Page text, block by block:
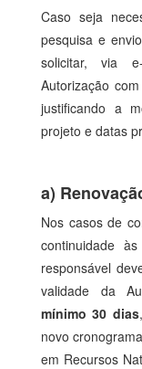
Caso seja
pesquisa e
solicitar, via
Autorização com
justificando a
projeto e datas
a)
Nos casos de
continuidade
responsável
validade da
mínimo 30 dias
novo
em Recursos